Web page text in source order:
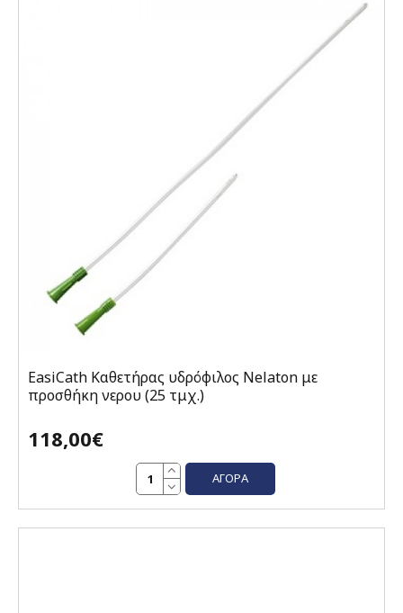
EasiCath Καθετήρας υδρόφιλος Nelaton με
προσθήκη νερου (25 τμχ.)
118,00€
ΑΓΟΡΆ